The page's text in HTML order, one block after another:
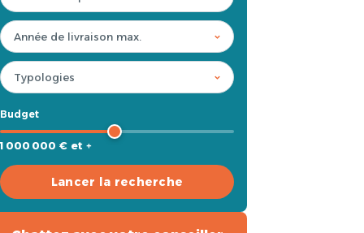
Budget
1 000 000 € et +
Lancer la recherche